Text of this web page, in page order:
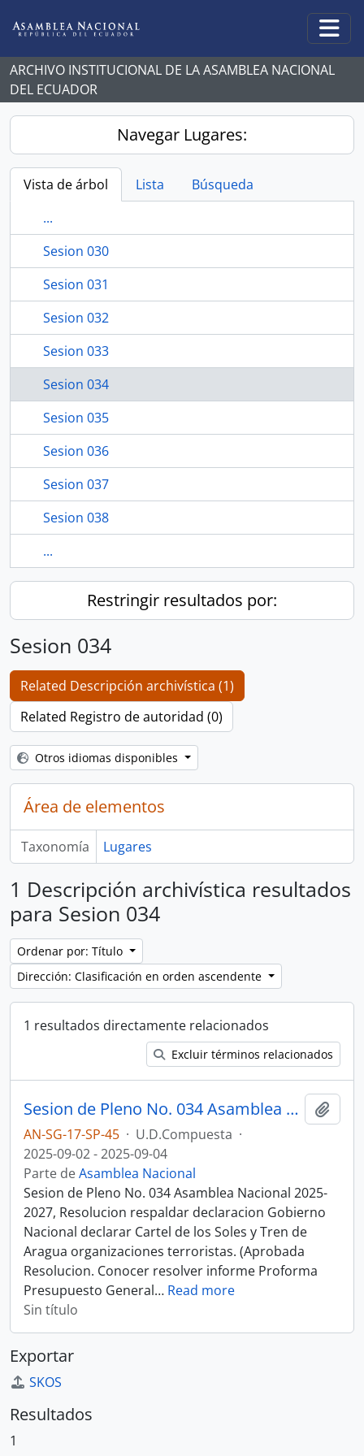
ARCHIVO INSTITUCIONAL DE LA ASAMBLEA NACIONAL
DEL ECUADOR
Navegar Lugares:
Vista de árbol Lista
Búsqueda
...
Sesion 030
Sesion 031
Sesion 032
Sesion 033
Sesion 034
Sesion 035
Sesion 036
Sesion 037
Sesion 038
...
Restringir resultados por:
Sesion 034
Related Descripción archivística (1)
Related Registro de autoridad (0)
Otros idiomas disponibles
Área de elementos
Taxonomía Lugares
1 Descripción archivística resultados
para Sesion 034
Ordenar por: Título
Dirección: Clasificación en orden ascendente
1 resultados directamente relacionados
Excluir términos relacionados
Sesion de Pleno No. 034 Asamblea Nacional 2025-2027
AN-SG-17-SP-45 · U.D.Compuesta ·
2025-09-02 - 2025-09-04
Parte deAsamblea Nacional
Sesion de Pleno No. 034 Asamblea Nacional 2025-
2027, Resolucion respaldar declaracion Gobierno
Nacional declarar Cartel de los Soles y Tren de
Aragua organizaciones terroristas. (Aprobada
Resolucion. Conocer resolver informe Proforma
Presupuesto General… Read more
Sin título
Exportar
SKOS
Resultados
1